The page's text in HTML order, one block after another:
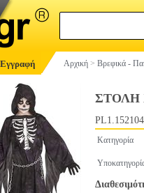
Αρχική > Βρεφικά -
ΣΤΟΛΗ
Κατηγορία